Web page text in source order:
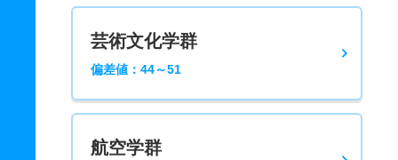
芸術文化学群
偏差値：44～51
航空学群